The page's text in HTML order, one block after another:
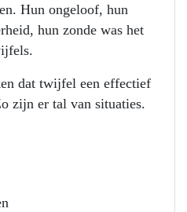
Hun ongeloof, hun
hun zonde was het
dat twijfel een effectief
zijn er tal van situaties.